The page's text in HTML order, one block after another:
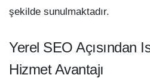
şekilde sunulmaktadır.
Yerel SEO Açısından
Hizmet Avantajı